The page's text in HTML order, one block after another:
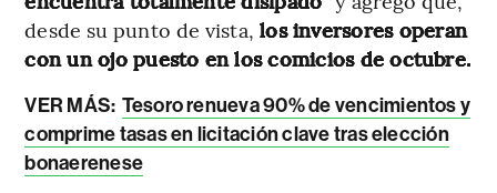
desde su punto de vista, los inversores operan
con un ojo puesto en los comicios de octubre.
VER MÁS: Tesoro renueva 90% de vencimientos y
comprime tasas en licitación clave tras elección
bonaerenese